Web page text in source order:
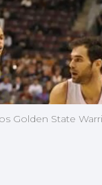
Golden State